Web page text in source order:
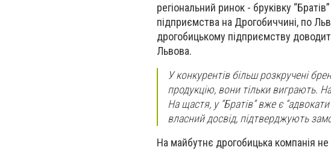
регіональний ринок - бруківку
підприємства на Дрогобиччині, по
дрогобицькому підприємству
Львова.
У конкурентів більш розкручені
продукцію, вони тільки виграють.
На щастя, у “Братів” вже є
власний досвід, підтверджують
На майбутнє дрогобицька компанія